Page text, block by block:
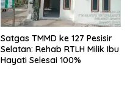
Satgas TMMD ke 127 Pesisir
Selatan: Rehab RTLH Milik Ibu
Hayati Selesai 100%